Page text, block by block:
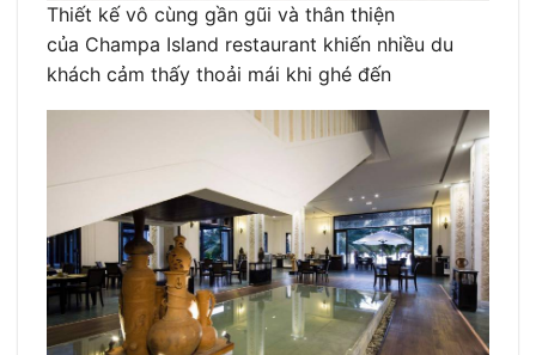
Thiết kế vô cùng gần gũi và thân thiện
của Champa Island restaurant khiến nhiều du
khách cảm thấy thoải mái khi ghé đến